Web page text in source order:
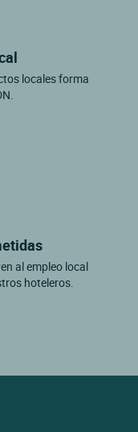
locales forma
al empleo local
hoteleros.